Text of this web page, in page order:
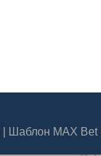
Шаблон MAX Bet